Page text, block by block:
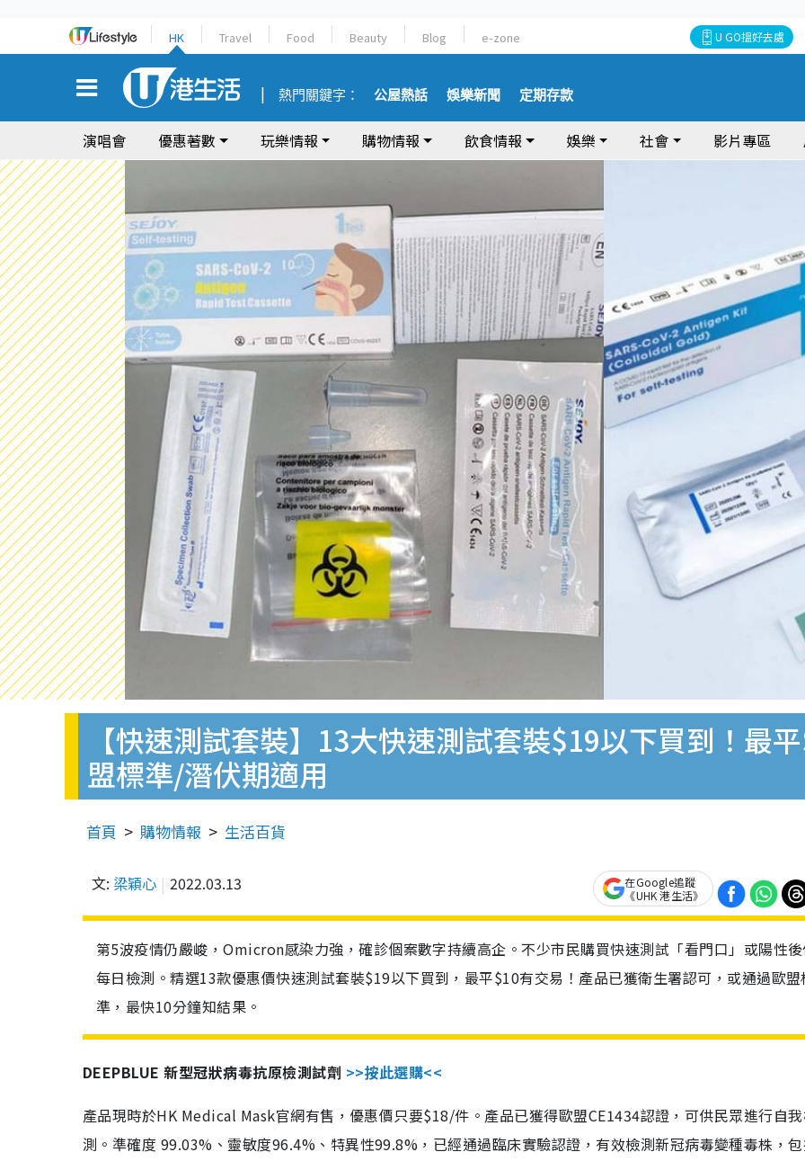
HK Travel Food Beauty Blog e-zone U GO搵好去處
熱門關鍵字： 公屋熱話 娛樂新聞 定期存款
演唱會 優惠著數 玩樂情報 購物情報 飲食情報 娛樂 社會 影片專區
【快速測試套裝】13大快速測試套裝$19以下買到！最
盟標準/潛伏期適用
首頁 購物情報 生活百貨
文: 梁穎心 2022.03.13
在Google追蹤
《UHK 港生活》
第5波疫情仍嚴峻，Omicron感染力強，確診個案數字持續高企。不少市民購買快速測試「看門口」或陽性
每日檢測。精選13款優惠價快速測試套裝$19以下買到，最平$10有交易！產品已獲衛生署認可，或通過歐盟
準，最快10分鐘知結果。
DEEPBLUE 新型冠狀病毒抗原檢測試劑 >>按此選購<<
產品現時於HK Medical Mask官網有售，優惠價只要$18/件。產品已獲得歐盟CE1434認證，可供民眾進行自
測。準確度 99.03%、靈敏度96.4%、特異性99.8%，已經通過臨床實驗認證，有效檢測新冠病毒變種毒株，